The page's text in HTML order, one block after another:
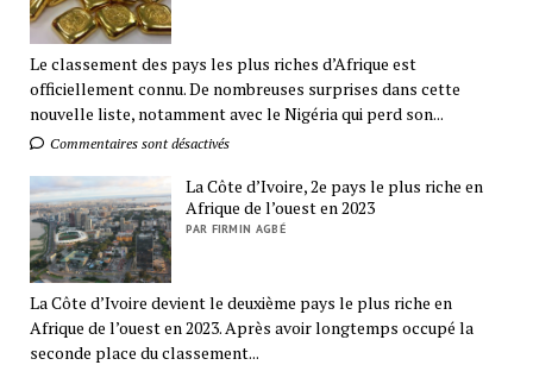
Le classement des pays les plus riches d’Afrique est
officiellement connu. De nombreuses surprises dans cette
nouvelle liste, notamment avec le Nigéria qui perd son...
Commentaires sont désactivés
La Côte d’Ivoire, 2e pays le plus riche en
Afrique de l’ouest en 2023
PAR FIRMIN AGBÉ
La Côte d’Ivoire devient le deuxième pays le plus riche en
Afrique de l’ouest en 2023. Après avoir longtemps occupé la
seconde place du classement...